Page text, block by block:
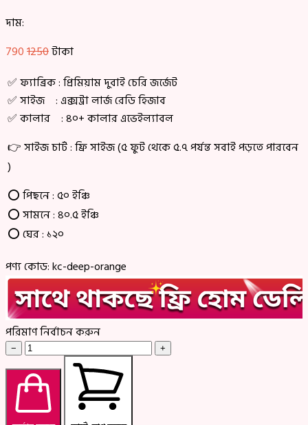
দাম:
7901250টাকা
✅ ফ্যাব্রিক : প্রিমিয়াম দুবাই চেরি জর্জেট
✅ সাইজ : এক্সট্রা লার্জ রেডি হিজাব
✅ কালার : ৪০+ কালার এভেইল্যাবল
👉 সাইজ চার্ট : ফ্রি সাইজ (৫ ফুট থেকে ৫.৭ পর্যন্ত সবাই পড়তে পারবেন
)
⭕ পিছনে : ৫০ ইঞ্চি
⭕সামনে : ৪০.৫ ইঞ্চি
⭕ঘের : ১২০
পণ্য কোড:kc-deep-orange
পরিমাণ নির্বাচন করুন
− +